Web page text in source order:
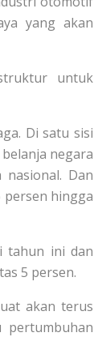
yang akan
untuk
Di satu sisi
negara
Dan
persen hingga
tahun ini dan
5 persen.
akan terus
pertumbuhan